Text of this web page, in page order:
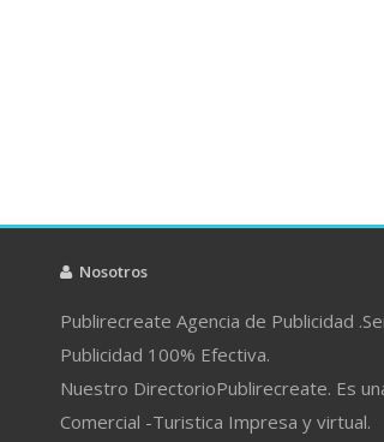
Nosotros
Publirecreate Agencia de Publicidad
Publicidad 100% Efectiva.
Nuestro DirectorioPublirecreate. Es
Comercial -Turistica Impresa y virtual.